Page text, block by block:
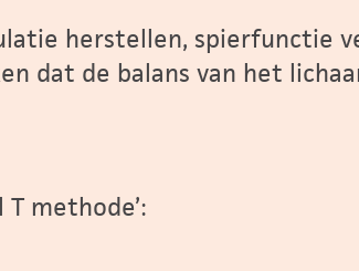
herstellen, spierfunctie
dat de balans van het
methode’: